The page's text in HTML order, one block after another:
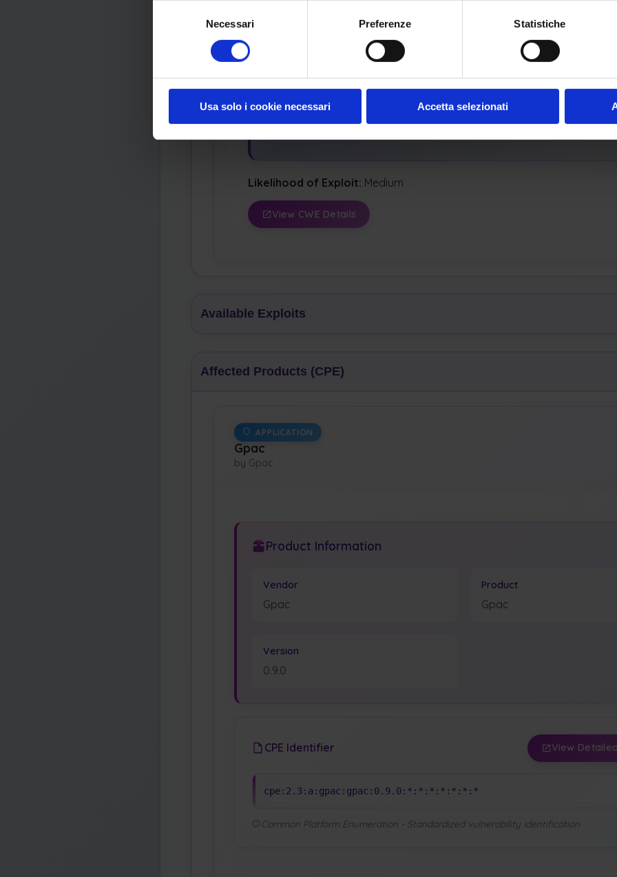
Necessari Preferenze Statistiche
Usa solo i cookie necessari Accetta selezionati
Applicable Platforms
Languages: C, C#, C++, Go, Java
Likelihood of Exploit: Medium
View CWE Details
Available Exploits
Affected Products (CPE)
APPLICATION
Gpac
by Gpac
Product Information
Vendor
Gpac
Product
Gpac
Version
0.9.0
CPE Identifier View
cpe:2.3:a:gpac:gpac:0.9.0:*:*:*:*:*:*:*
Common Platform Enumeration - Standardized vulnerability identification